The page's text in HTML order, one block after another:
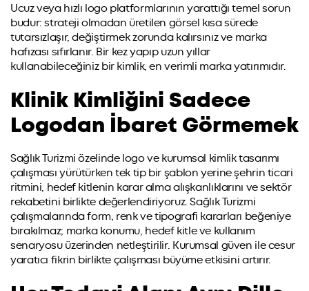
Ucuz veya hızlı logo platformlarının yarattığı temel sorun
budur: strateji olmadan üretilen görsel kısa sürede
tutarsızlaşır, değiştirmek zorunda kalırsınız ve marka
hafızası sıfırlanır. Bir kez yapıp uzun yıllar
kullanabileceğiniz bir kimlik, en verimli marka yatırımıdır.
Klinik Kimliğini Sadece
Logodan İbaret Görmemek
Sağlık Turizmi özelinde logo ve kurumsal kimlik tasarımı
çalışması yürütürken tek tip bir şablon yerine şehrin ticari
ritmini, hedef kitlenin karar alma alışkanlıklarını ve sektör
rekabetini birlikte değerlendiriyoruz. Sağlık Turizmi
çalışmalarında form, renk ve tipografi kararları beğeniye
bırakılmaz; marka konumu, hedef kitle ve kullanım
senaryosu üzerinden netleştirilir. Kurumsal güven ile cesur
yaratıcı fikrin birlikte çalışması büyüme etkisini artırır.